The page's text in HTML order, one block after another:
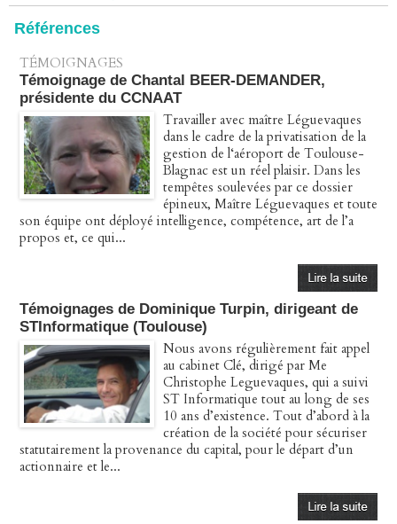
Péage autoroute : tout savoir (ou presque) sur l'action
collective ouverte le 2 avril
Références
TÉMOIGNAGES
Témoignage de Chantal BEER-DEMANDER,
présidente du CCNAAT
Travailler avec maître Léguevaques
dans le cadre de la privatisation de la
gestion de l‘aéroport de Toulouse-
Blagnac est un réel plaisir. Dans les
tempêtes soulevées par ce dossier
épineux, Maître Léguevaques et toute
son équipe ont déployé intelligence, compétence, art de l’a
propos et, ce qui...
Témoignages de Dominique Turpin, dirigeant de
STInformatique (Toulouse)
Nous avons régulièrement fait appel
au cabinet Clé, dirigé par Me
Christophe Leguevaques, qui a suivi
ST Informatique tout au long de ses
10 ans d’existence. Tout d’abord à la
création de la société pour sécuriser
statutairement la provenance du capital, pour le départ d’un
actionnaire et le...